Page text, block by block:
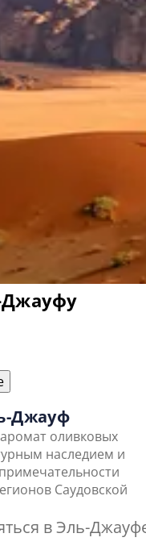
Джауфу
Джауф
оливковых
наследием и
Саудовской
в Эль-